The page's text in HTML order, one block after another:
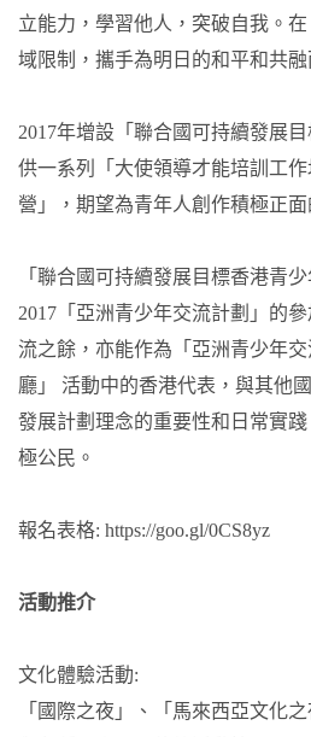
立能力，學習他人，突破自我。
域限制，攜手為明日的和平和共融
2017年增設「聯合國可持續發展
供一系列「大使領導才能培訓工作
營」，期望為青年人創作積極正面
「聯合國可持續發展目標香港青
2017「亞洲青少年交流計劃」的
流之餘，亦能作為「亞洲青少年
廳」 活動中的香港代表，與其他
發展計劃理念的重要性和日常實
極公民。
報名表格: https://goo.gl/0CS8yz
活動推介
文化體驗活動:
「國際之夜」、「馬來西亞文化